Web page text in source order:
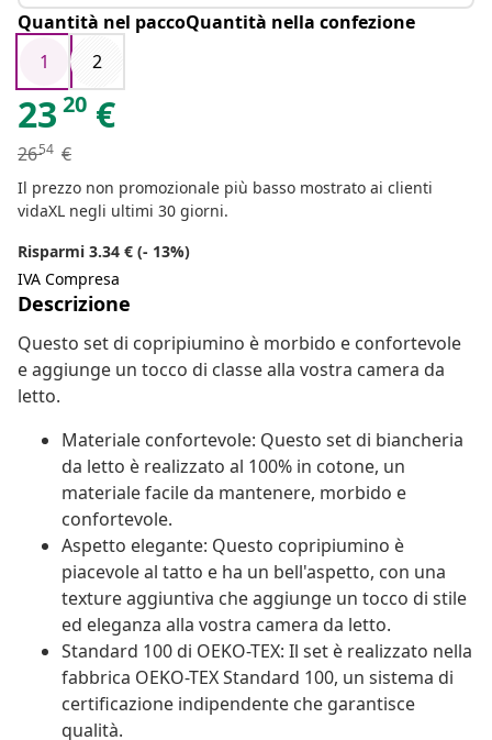
Quantità nel paccoQuantità nella confezione
1
2
23 20 €
2654 €
Il prezzo non promozionale più basso mostrato ai clienti
vidaXL negli ultimi 30 giorni.
Risparmi 3.34 € (- 13%)
IVA Compresa
Descrizione
Questo set di copripiumino è morbido e confortevole
e aggiunge un tocco di classe alla vostra camera da
letto.
Materiale confortevole: Questo set di biancheria
da letto è realizzato al 100% in cotone, un
materiale facile da mantenere, morbido e
confortevole.
Aspetto elegante: Questo copripiumino è
piacevole al tatto e ha un bell'aspetto, con una
texture aggiuntiva che aggiunge un tocco di stile
ed eleganza alla vostra camera da letto.
Standard 100 di OEKO-TEX: Il set è realizzato nella
fabbrica OEKO-TEX Standard 100, un sistema di
certificazione indipendente che garantisce
qualità.